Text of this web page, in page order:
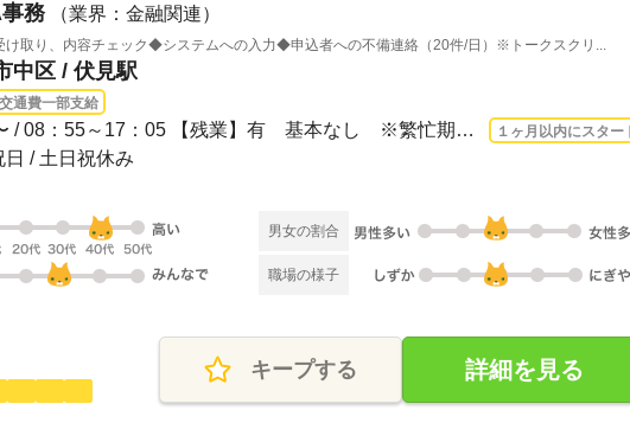
務 （業界：金融関連）
取り、内容チェック◆システムへの入力◆申込者への不備連絡（20件/日）※トークスクリ...
中区 / 伏見駅
交通費一部支給
長期 2026/8/17〜 / 08：55～17：05 【残業】有 基本なし ※繁忙期1～3月のみ月10～2... １ヶ月以内にスター
/ 土日祝休み
男女の割合
職場の様子
キープする 詳細を見る